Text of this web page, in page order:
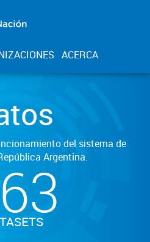
ACERCA
del sistema de
Argentina.